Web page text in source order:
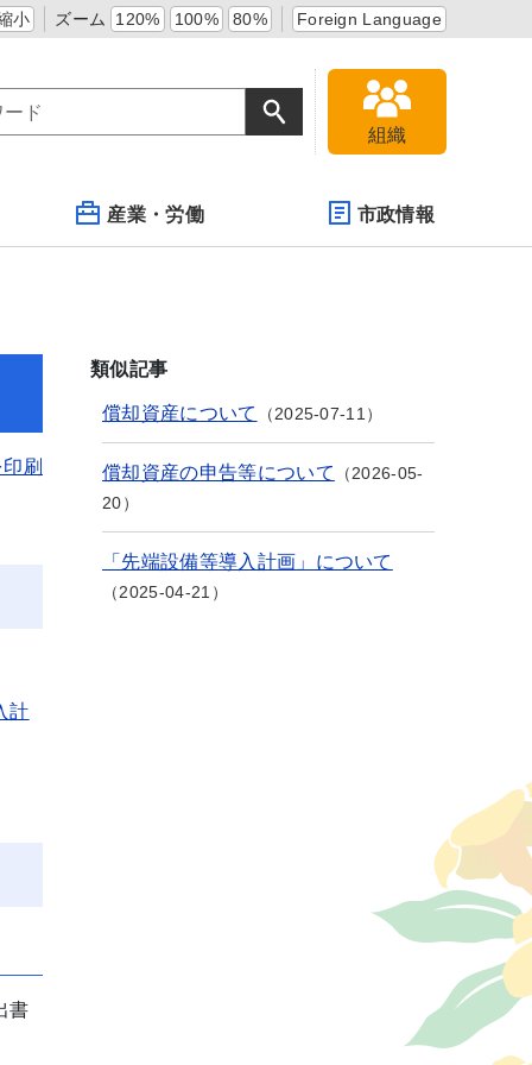
小 ズーム 120% 100% 80% Foreign Language
組織
産業・労働 市政情報
刷
計
書
類似記事
償却資産について 2025-07-11
償却資産の申告等について
2026-05-
20
「先端設備等導入計画」について
2025-04-21